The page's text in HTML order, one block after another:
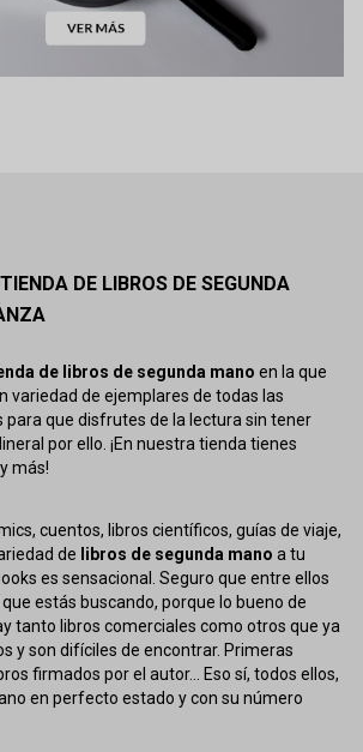
DE LIBROS DE SEGUNDA
de libros de segunda mano en la que
variedad de ejemplares de todas las
para que disfrutes de la lectura sin tener
por ello. ¡En nuestra tienda tienes
más!
cuentos, libros científicos, guías de viaje,
de libros de segunda mano a tu
es sensacional. Seguro que entre ellos
estás buscando, porque lo bueno de
tanto libros comerciales como otros que ya
y son difíciles de encontrar. Primeras
firmados por el autor... Eso sí, todos ellos,
en perfecto estado y con su número